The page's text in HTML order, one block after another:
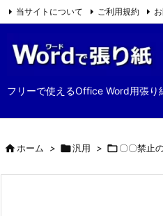
フリーで使えるOffice Word用張り
当サイトについて ご利用規約
ホーム > 汎用 > 〇〇禁止